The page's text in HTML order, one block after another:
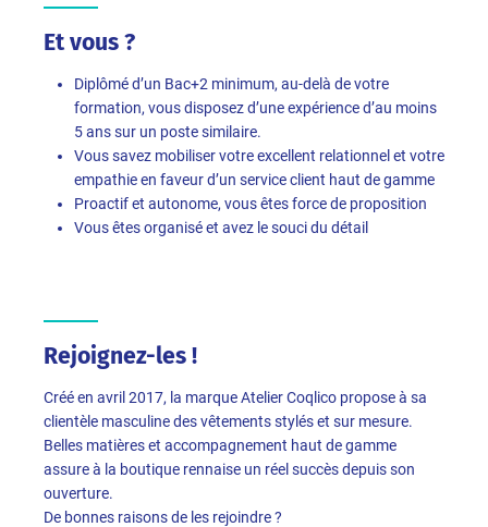
Et vous ?
Diplômé d’un Bac+2 minimum, au-delà de votre
formation, vous disposez d’une expérience d’au moins
5 ans sur un poste similaire.
Vous savez mobiliser votre excellent relationnel et votre
empathie en faveur d’un service client haut de gamme
Proactif et autonome, vous êtes force de proposition
Vous êtes organisé et avez le souci du détail
Rejoignez-les !
Créé en avril 2017, la marque Atelier Coqlico propose à sa
clientèle masculine des vêtements stylés et sur mesure.
Belles matières et accompagnement haut de gamme
assure à la boutique rennaise un réel succès depuis son
ouverture.
De bonnes raisons de les rejoindre ?